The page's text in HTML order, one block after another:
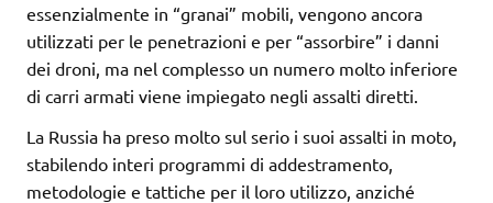
essenzialmente in “granai” mobili, vengono ancora
utilizzati per le penetrazioni e per “assorbire” i danni
dei droni, ma nel complesso un numero molto inferiore
di carri armati viene impiegato negli assalti diretti.
La Russia ha preso molto sul serio i suoi assalti in moto,
stabilendo interi programmi di addestramento,
metodologie e tattiche per il loro utilizzo, anziché